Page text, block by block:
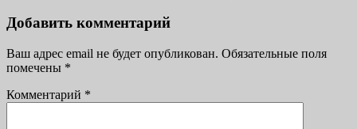
Добавить комментарий
Ваш адрес email не будет опубликован. Обязательные поля
помечены *
Комментарий *